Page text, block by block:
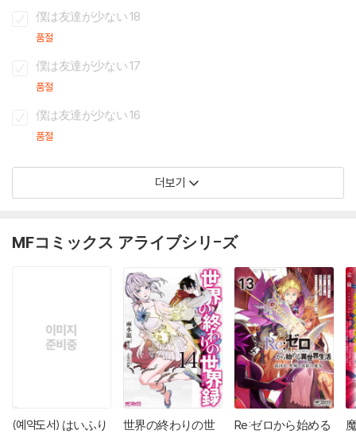
僕は友達が少ない 18
품절
僕は友達が少ない 17
품절
僕は友達が少ない 16
품절
더보기
MFコミックス アライブシリ-ズ
(예약도서) はいふり
世界の終わりの世
Re:ゼロから始める